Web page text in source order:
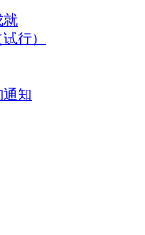
就
行）
通知